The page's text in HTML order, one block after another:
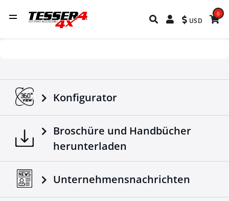
USD
0
Konfigurator
Broschüre und Handbücher
herunterladen
Unternehmensnachrichten